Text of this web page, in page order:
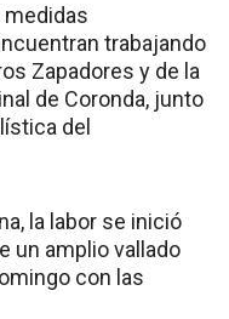
trabajando
Zapadores y de la
de Coronda, junto
del
la labor se inició
un amplio vallado
con las